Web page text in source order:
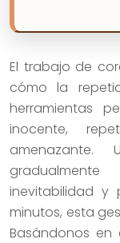
El trabajo de
cómo la
herramientas
inocente,
inevitabilidad y
minutos, esta
Basándonos en